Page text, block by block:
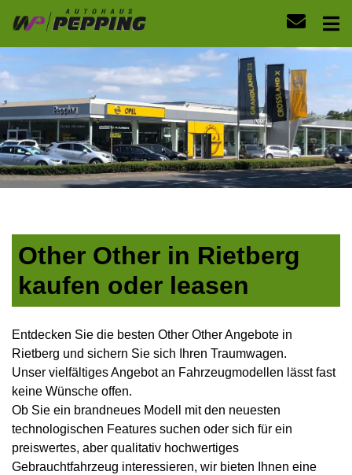
Other Other in Rietberg
kaufen oder leasen
Entdecken Sie die besten Other Other Angebote in
Rietberg und sichern Sie sich Ihren Traumwagen.
Unser vielfältiges Angebot an Fahrzeugmodellen lässt fast
keine Wünsche offen.
Ob Sie ein brandneues Modell mit den neuesten
technologischen Features suchen oder sich für ein
preiswertes, aber qualitativ hochwertiges
Gebrauchtfahrzeug interessieren, wir bieten Ihnen eine